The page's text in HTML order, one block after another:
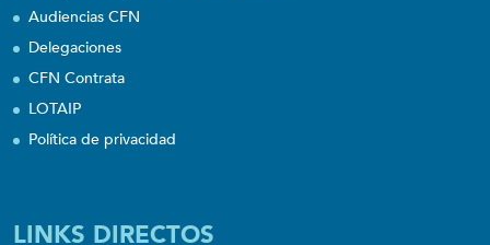
Audiencias CFN
Delegaciones
CFN Contrata
LOTAIP
Política de privacidad
LINKS DIRECTOS